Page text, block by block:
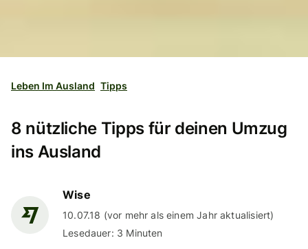
Leben Im Ausland Tipps
8 nützliche Tipps für deinen Umzug
ins Ausland
Wise
10.07.18 (vor mehr als einem Jahr aktualisiert)
Lesedauer: 3 Minuten